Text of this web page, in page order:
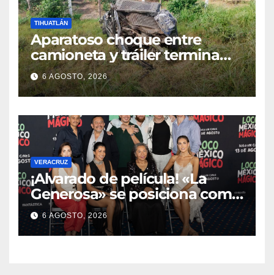
TIHUATLÁN
Aparatoso choque entre
camioneta y tráiler termina
con ambas unidades fuera de
la carretera en Tihuatlán
6 AGOSTO, 2026
VERACRUZ
¡Alvarado de película! «La
Generosa» se posiciona como
escenario ideal para
producciones de cine y
televisión
6 AGOSTO, 2026